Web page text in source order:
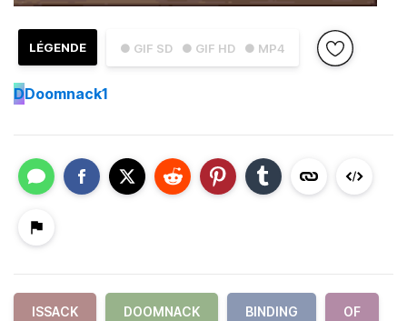
● GIF SD ● GIF HD ● MP4
LÉGENDE
DDoomnack1
ISSACK DOOMNACK BINDING OF